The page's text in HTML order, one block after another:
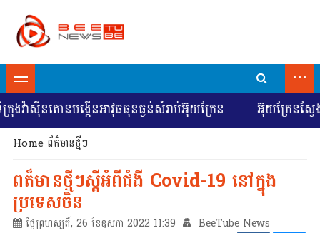
...
ស៊ីនតោនបង្កើនអាវុធធុនធ្ងន់សំរាប់អ៊ុយក្រែន អ៊ុយក្រែនស្វែង
Home ព័ត៌មានថ្មីៗ
ពត៏មានថ្មីៗស្តីអំពីជំងី Covid-19 នៅក្នុង
ប្រទេសចិន
ថ្ងៃព្រហស្បតិ៍, 26 ខែឧសភា 2022 11:39 BeeTube News